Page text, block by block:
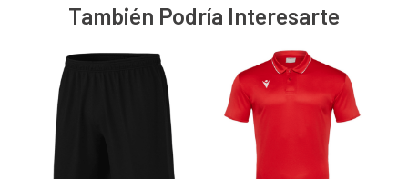
También Podría Interesarte